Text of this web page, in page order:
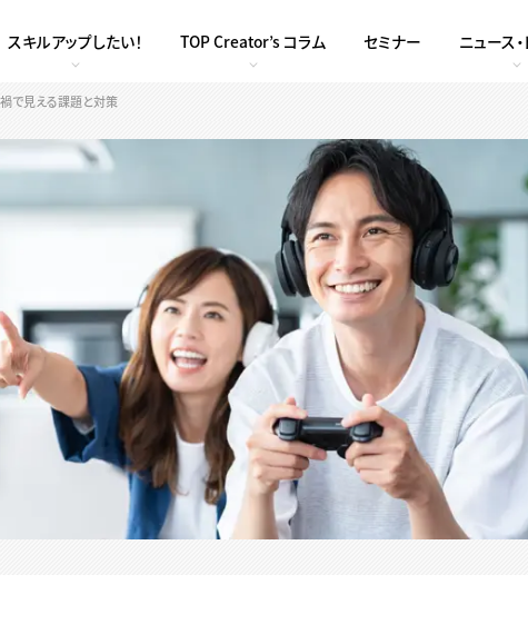
スキルアップしたい！ TOP Creator’s コラム セミナー ニュース・
で見える課題と対策